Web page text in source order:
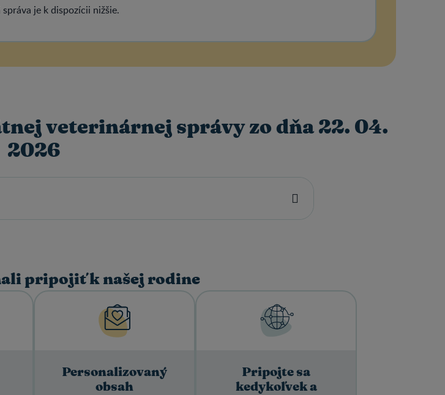
je k dispozícii nižšie.
veterinárnej správy zo dňa 22. 04.
2026
pripojiť k našej rodine
Personalizovaný
obsah
Pripojte sa
kedykoľvek a